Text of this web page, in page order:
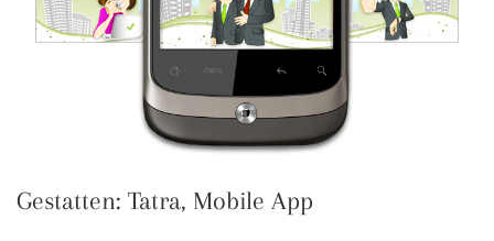
Gestatten: Tatra, Mobile App